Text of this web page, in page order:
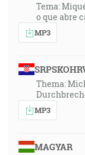
Tema:
o que abre
MP3
Thema:
MP3
MAGYAR